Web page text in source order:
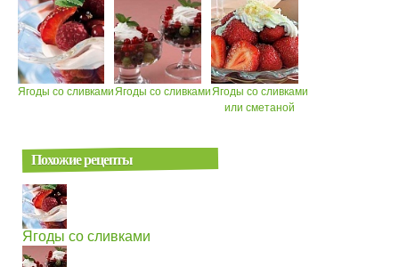
Ягоды со сливкамиЯгоды со сливкамиЯгоды со сливками
или сметаной
Похожие рецепты
Ягоды со сливками